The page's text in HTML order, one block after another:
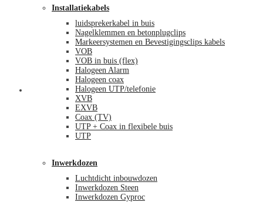
Mijn account
Installatiekabels
luidsprekerkabel in buis
Nagelklemmen en betonplugclips
Markeersystemen en Bevestigingsclips kabels
VOB
VOB in buis (flex)
Halogeen Alarm
Halogeen coax
Halogeen UTP/telefonie
XVB
EXVB
Coax (TV)
UTP + Coax in flexibele buis
UTP
Inwerkdozen
Luchtdicht inbouwdozen
Inwerkdozen Steen
Inwerkdozen Gyproc